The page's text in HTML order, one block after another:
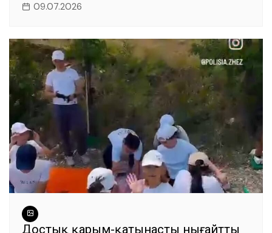
09.07.2026
Достық қарым-қатынасты нығайтты